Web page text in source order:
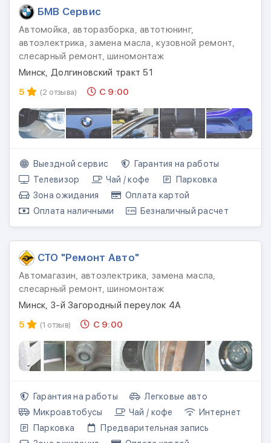
БМВ Сервис
Автомойка, авторазборка, автотюнинг,
автоэлектрика, замена масла, кузовной ремонт,
слесарный ремонт, шиномонтаж
Минск, Долгиновский тракт 51
5
(2 отзыва) С 9:00
Выездной сервис
Гарантия на работы
Телевизор
Чай / кофе
Парковка
Зона ожидания
Оплата картой
Оплата наличными
Безналичный расчет
СТО "Ремонт Авто"
Автомагазин, автоэлектрика, замена масла,
слесарный ремонт, шиномонтаж
Минск, 3-й Загородный переулок 4А
5
(1 отзыв) С 9:00
Гарантия на работы
Легковые авто
Микроавтобусы
Чай / кофе
Интернет
Парковка
Предварительная запись